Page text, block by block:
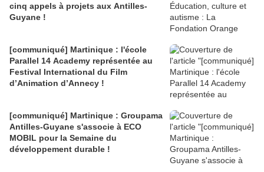
cinq appels à projets aux Antilles-
Guyane !
[communiqué] Martinique : l'école
Parallel 14 Academy représentée au
Festival International du Film
d’Animation d’Annecy !
[communiqué] Martinique : Groupama
Antilles-Guyane s'associe à ECO
MOBIL pour la Semaine du
développement durable !